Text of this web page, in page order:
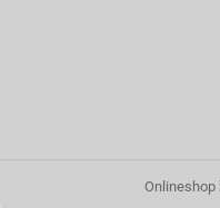
Onlineshop